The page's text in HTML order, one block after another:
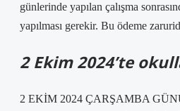
günlerinde yapılan çalışma
yapılması gerekir. Bu ödeme
2 Ekim 2024’te
2 EKİM 2024 ÇARŞAMBA